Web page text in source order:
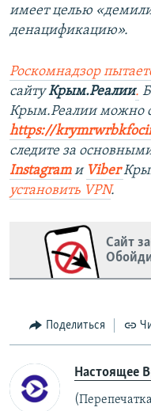
имеет целью
денацификацию».
Роскомнадзор
сайтуКрым.Реалии.
Крым.Реалии можно
https://
следите за
Instagram и Viber
установить VPN.
Сайт
Поделиться
Настоящее